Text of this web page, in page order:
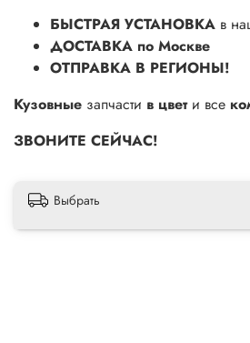
БЫСТРАЯ УСТАНОВКА в
ДОСТАВКА по Москве
ОТПРАВКА В РЕГИОНЫ!
Кузовные запчасти в цвет и все
ЗВОНИТЕ СЕЙЧАС!
Выбрать